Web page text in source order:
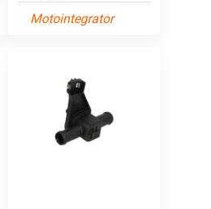
Motointegrator